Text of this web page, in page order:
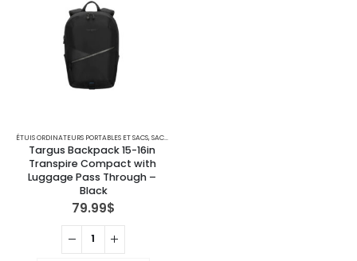
ÉTUIS ORDINATEURS PORTABLES ET SACS,SACS À DOS
Targus Backpack 15-16in
Transpire Compact with
Luggage Pass Through –
Black
79.99$